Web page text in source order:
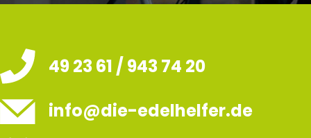
49 23 61 / 943 74 20
info@die-edelhelfer.de